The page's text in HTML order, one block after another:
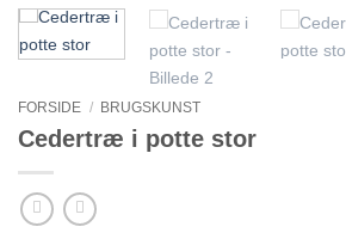
FORSIDE / BRUGSKUNST
Cedertræ i potte stor